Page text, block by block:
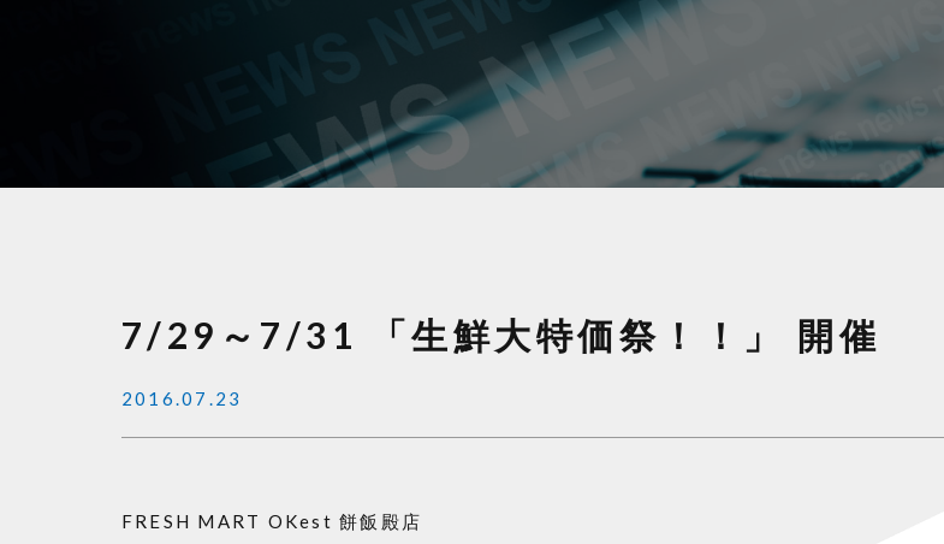
7/29～7/31 「生鮮大特価祭！！」 開催
2016.07.23
FRESH MART OKest 餅飯殿店